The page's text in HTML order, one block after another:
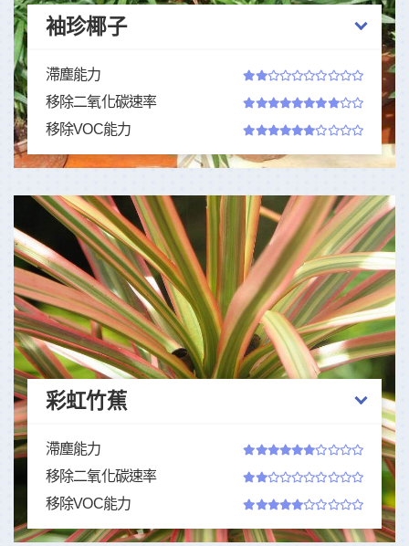
袖珍椰子
滯塵能力
移除二氧化碳速率
移除VOC能力
彩虹竹蕉
滯塵能力
移除二氧化碳速率
移除VOC能力